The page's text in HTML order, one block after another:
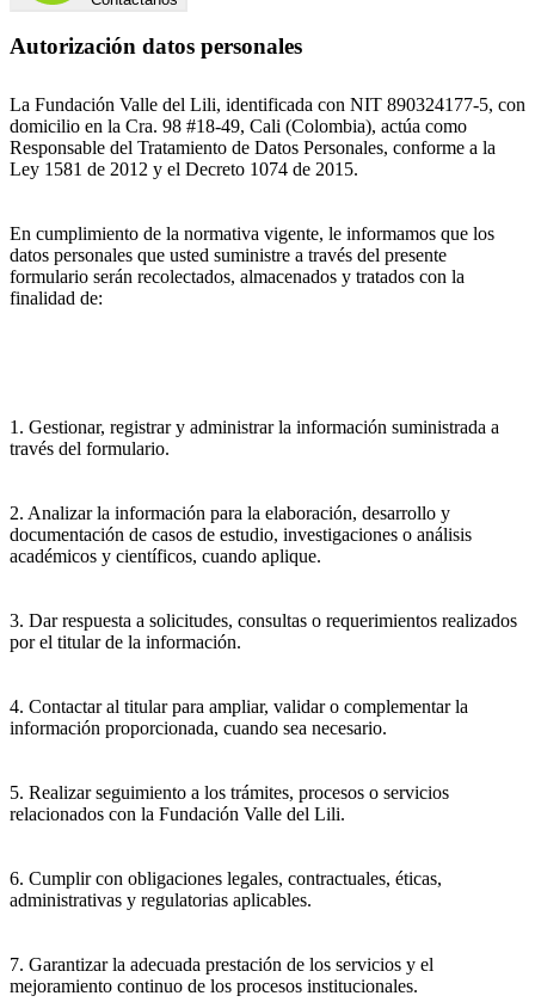
Autorización datos personales
La Fundación Valle del Lili, identificada con NIT 890324177-5, con
domicilio en la Cra. 98 #18-49, Cali (Colombia), actúa como
Responsable del Tratamiento de Datos Personales, conforme a la
Ley 1581 de 2012 y el Decreto 1074 de 2015.
En cumplimiento de la normativa vigente, le informamos que los
datos personales que usted suministre a través del presente
formulario serán recolectados, almacenados y tratados con la
finalidad de:
1. Gestionar, registrar y administrar la información suministrada a
través del formulario.
2. Analizar la información para la elaboración, desarrollo y
documentación de casos de estudio, investigaciones o análisis
académicos y científicos, cuando aplique.
3. Dar respuesta a solicitudes, consultas o requerimientos realizados
por el titular de la información.
4. Contactar al titular para ampliar, validar o complementar la
información proporcionada, cuando sea necesario.
5. Realizar seguimiento a los trámites, procesos o servicios
relacionados con la Fundación Valle del Lili.
6. Cumplir con obligaciones legales, contractuales, éticas,
administrativas y regulatorias aplicables.
7. Garantizar la adecuada prestación de los servicios y el
mejoramiento continuo de los procesos institucionales.